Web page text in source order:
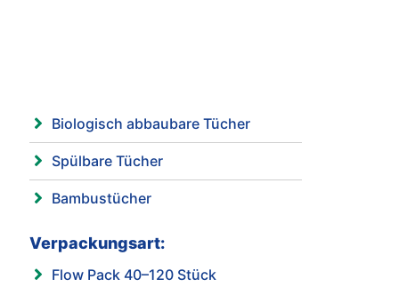
Biologisch abbaubare Tücher
Spülbare Tücher
Bambustücher
Verpackungsart:
Flow Pack 40–120 Stück